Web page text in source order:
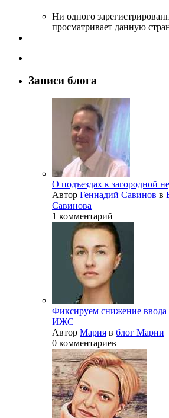
Ни одного
просматривает данную
Записи блога
О подъездах к загородной
Автор Геннадий Савинов в
Савинова
1 комментарий
Фиксируем снижение ввода
ИЖС
Автор Мария в блог Марии
0 комментариев